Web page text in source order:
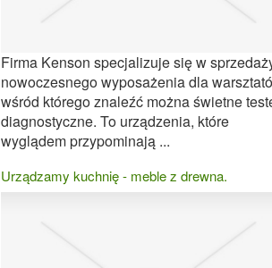
Firma Kenson specjalizuje się w
nowoczesnego wyposażenia dla
wśród którego znaleźć można świetne
diagnostyczne. To urządzenia, które
wyglądem przypominają ...
Urządzamy kuchnię - meble z drewna.